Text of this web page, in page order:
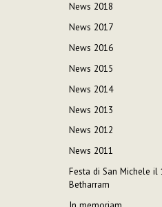
News 2018
News 2017
News 2016
News 2015
News 2014
News 2013
News 2012
News 2011
Festa di San Michele il
Betharram